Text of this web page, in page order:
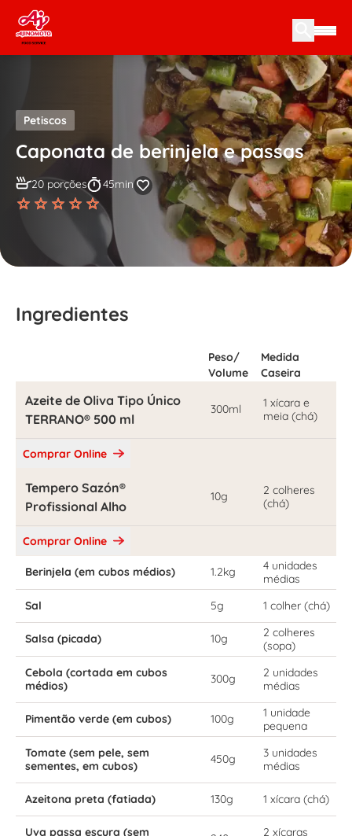
Skip to content
Petiscos
Caponata de berinjela e passas
20 porções 45min
Ingredientes
Peso/
Volume
Medida
Caseira
Azeite de Oliva Tipo Único
TERRANO® 500 ml
300ml
1 xícara e
meia (chá)
Comprar Online
Tempero Sazón®
Profissional Alho
10g
2 colheres
(chá)
Comprar Online
Berinjela (em cubos médios) 1.2kg
4 unidades
médias
Sal
5g 1 colher (chá)
Salsa (picada) 10g
2 colheres
(sopa)
Cebola (cortada em cubos
médios)
300g
2 unidades
médias
Pimentão verde (em cubos) 100g
1 unidade
pequena
Tomate (sem pele, sem
sementes, em cubos)
450g
3 unidades
médias
Azeitona preta (fatiada) 130g 1 xícara (chá)
Uva passa escura (sem
2 xícaras